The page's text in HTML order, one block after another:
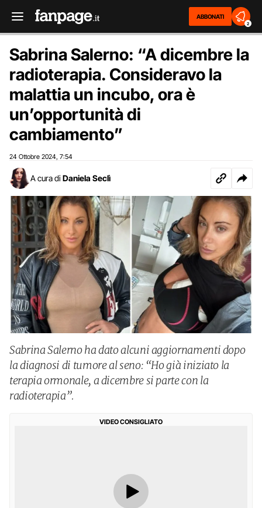
ABBONATI
2
Sabrina Salerno: “A dicembre la
radioterapia. Consideravo la
malattia un incubo, ora è
un’opportunità di
cambiamento”
24 Ottobre 2024 7:54
A cura di Daniela Seclì
Sabrina Salerno ha dato alcuni aggiornamenti dopo
la diagnosi di tumore al seno: “Ho già iniziato la
terapia ormonale, a dicembre si parte con la
radioterapia”.
VIDEO CONSIGLIATO